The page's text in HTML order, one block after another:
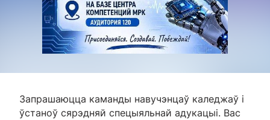
Запрашаюцца каманды навучэнцаў каледжаў і
ўстаноў сярэдняй спецыяльнай адукацыі. Вас